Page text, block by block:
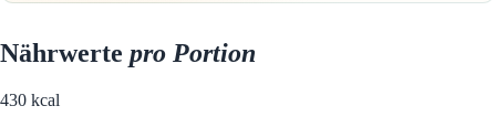
Nährwerte pro Portion
430 kcal